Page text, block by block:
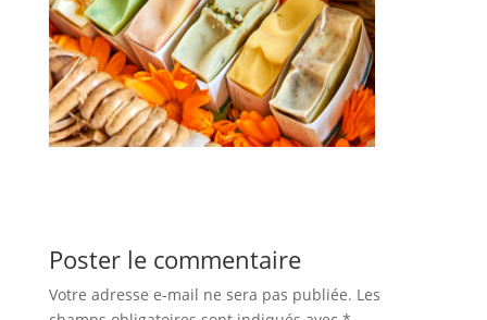
Poster le commentaire
Votre adresse e-mail ne sera pas publiée. Les